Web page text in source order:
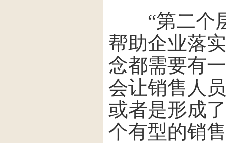
“第二个层
帮助企业落
念都需要有
会让销售人
或者是形成
个有型的销